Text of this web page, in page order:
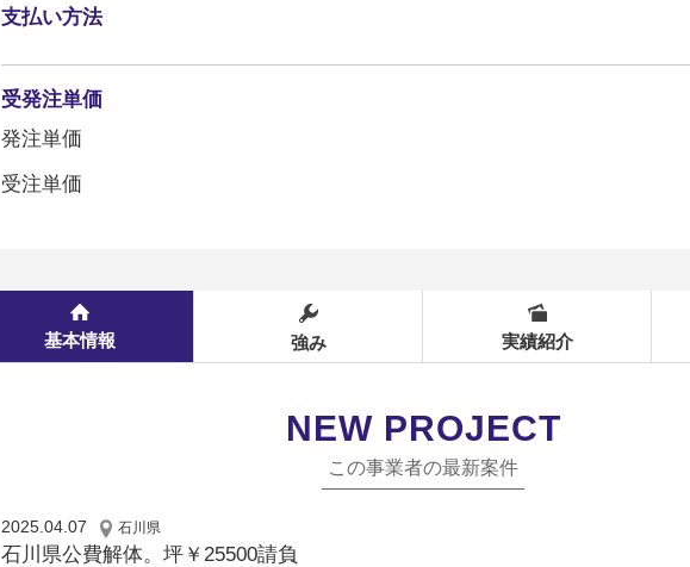
支払い方法
受発注単価
発注単価
受注単価
基本情報 強み 実績紹介
NEW PROJECT
この事業者の最新案件
2025.04.07 石川県
石川県公費解体。坪￥25500請負